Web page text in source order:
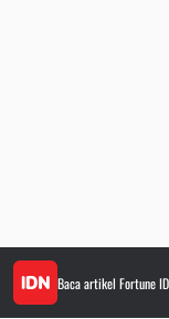
Baca artikel Fortune